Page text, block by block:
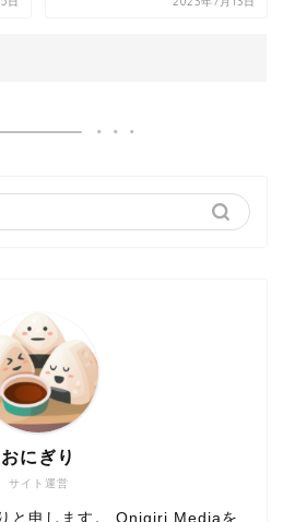
サイト運営
おにぎり
と申します。 Onigiri Mediaを